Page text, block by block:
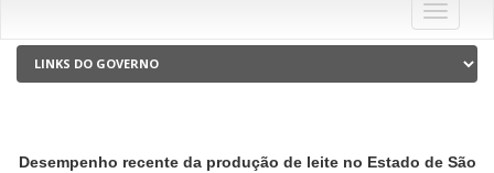
Menu
Desempenho recente da produção de leite no Estado de São